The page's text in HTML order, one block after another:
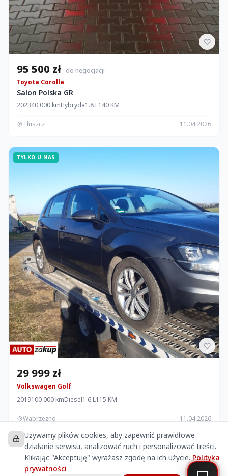
95 500 zł do negocjacji
Toyota Corolla
Salon Polska GR
202340 000 kmHybryda1.8 L140 KM
Tluszcz 11.04.2026
TYLKO U NAS
29 999 zł
Volkswagen Golf
2019100 000 kmDiesel1.6 L115 KM
Wabrzezno 11.04.2026
Ubezpiecz swoje auto OC/AC
Porównaj oferty i oszczędź nawet do 50%
Używamy plików cookies, aby zapewnić prawidłowe
działanie serwisu, analizować ruch i personalizować treści.
Klikając "Akceptuję" wyrażasz zgodę na ich użycie.Polityka
prywatności